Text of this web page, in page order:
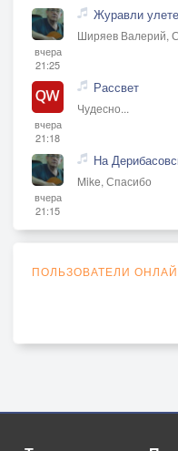
вчера
21:25
Журавли
Ширяев Валерий,
вчера
21:18
Рассвет
Чудесно...
вчера
21:15
На
Mike, Спасибо
ПОЛЬЗОВАТЕЛИ